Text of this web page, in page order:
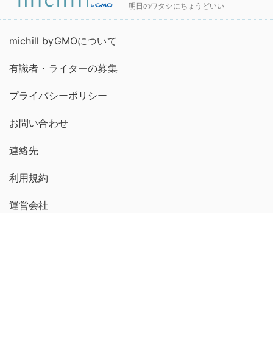
明日のワタシにちょうどいい
michill byGMOについて
有識者・ライターの募集
プライバシーポリシー
お問い合わせ
連絡先
利用規約
運営会社